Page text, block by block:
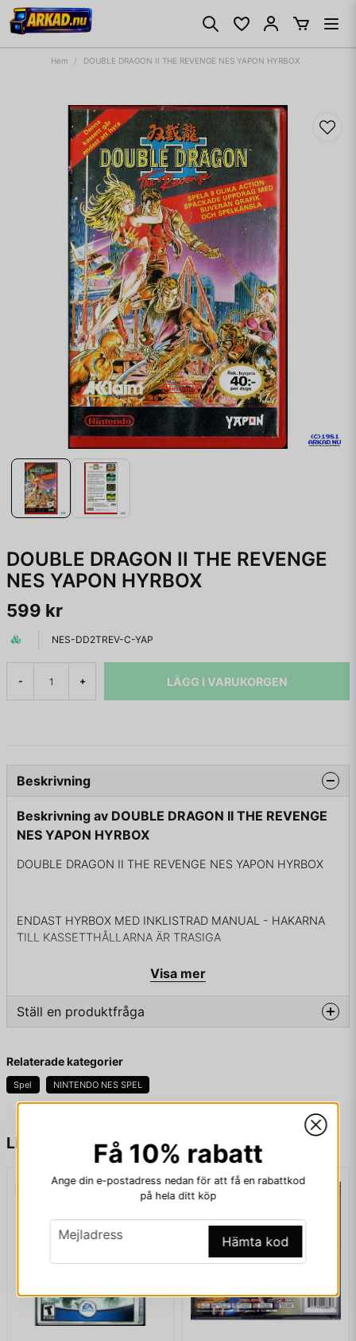
Hem DOUBLE DRAGON II THE REVENGE NES YAPON HYRBOX
DOUBLE DRAGON II THE REVENGE
NES YAPON HYRBOX
599 kr
NES-DD2TREV-C-YAP
- + LÄGG I VARUKORGEN
Liknande produkter
Beskrivning
Beskrivning av DOUBLE DRAGON II THE REVENGE
NES YAPON HYRBOX
DOUBLE DRAGON II THE REVENGE NES YAPON HYRBOX
ENDAST HYRBOX MED INKLISTRAD MANUAL - HAKARNA
TILL KASSETTHÅLLARNA ÄR TRASIGA
Visa mer
Ställ en produktfråga
Fråga oss något om denna produkten...
Relaterade kategorier
Spel NINTENDO NES SPEL
Få 10% rabatt
Ange din e-postadress nedan för att få en rabattkod
på hela ditt köp
email
Mejladress Hämta kod